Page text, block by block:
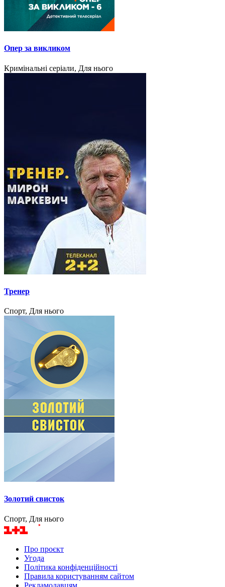
Опер за викликом
Кримінальні серіали, Для нього
Тренер
Спорт, Для нього
Золотий свисток
Спорт, Для нього
Про проєкт
Угода
Політика конфіденційності
Правила користуванням сайтом
Рекламодавцям